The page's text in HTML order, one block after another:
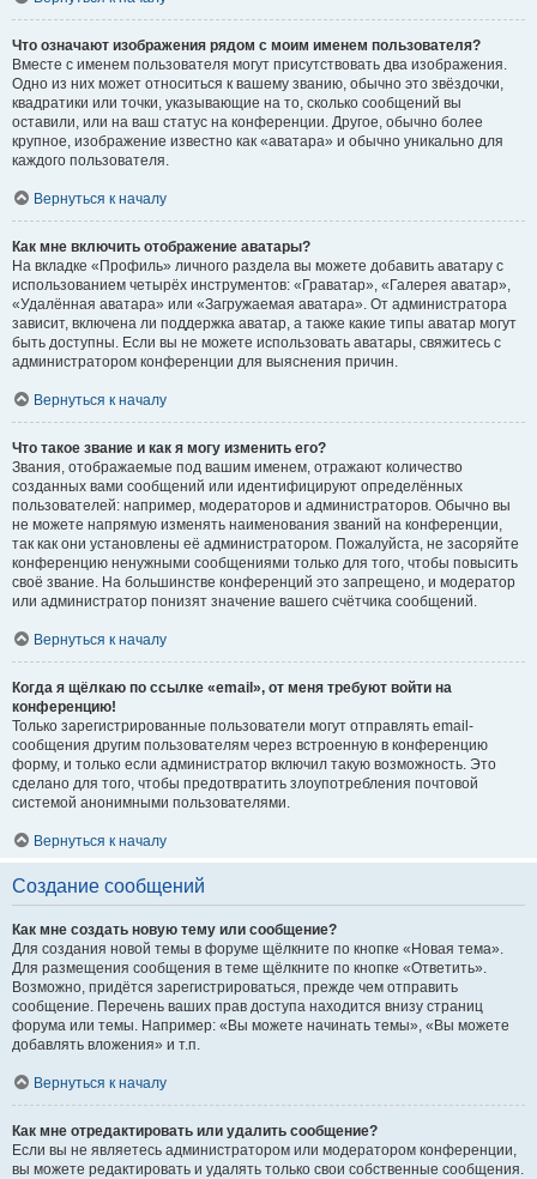
Что означают изображения рядом с моим именем пользователя?
Вместе с именем пользователя могут присутствовать два изображения.
Одно из них может относиться к вашему званию, обычно это звёздочки,
квадратики или точки, указывающие на то, сколько сообщений вы
оставили, или на ваш статус на конференции. Другое, обычно более
крупное, изображение известно как «аватара» и обычно уникально для
каждого пользователя.
Вернуться к началу
Как мне включить отображение аватары?
На вкладке «Профиль» личного раздела вы можете добавить аватару с
использованием четырёх инструментов: «Граватар», «Галерея аватар»,
«Удалённая аватара» или «Загружаемая аватара». От администратора
зависит, включена ли поддержка аватар, а также какие типы аватар могут
быть доступны. Если вы не можете использовать аватары, свяжитесь с
администратором конференции для выяснения причин.
Вернуться к началу
Что такое звание и как я могу изменить его?
Звания, отображаемые под вашим именем, отражают количество
созданных вами сообщений или идентифицируют определённых
пользователей: например, модераторов и администраторов. Обычно вы
не можете напрямую изменять наименования званий на конференции,
так как они установлены её администратором. Пожалуйста, не засоряйте
конференцию ненужными сообщениями только для того, чтобы повысить
своё звание. На большинстве конференций это запрещено, и модератор
или администратор понизят значение вашего счётчика сообщений.
Вернуться к началу
Когда я щёлкаю по ссылке «email», от меня требуют войти на
конференцию!
Только зарегистрированные пользователи могут отправлять email-
сообщения другим пользователям через встроенную в конференцию
форму, и только если администратор включил такую возможность. Это
сделано для того, чтобы предотвратить злоупотребления почтовой
системой анонимными пользователями.
Вернуться к началу
Создание сообщений
Как мне создать новую тему или сообщение?
Для создания новой темы в форуме щёлкните по кнопке «Новая тема».
Для размещения сообщения в теме щёлкните по кнопке «Ответить».
Возможно, придётся зарегистрироваться, прежде чем отправить
сообщение. Перечень ваших прав доступа находится внизу страниц
форума или темы. Например: «Вы можете начинать темы», «Вы можете
добавлять вложения» и т.п.
Вернуться к началу
Как мне отредактировать или удалить сообщение?
Если вы не являетесь администратором или модератором конференции,
вы можете редактировать и удалять только свои собственные сообщения.